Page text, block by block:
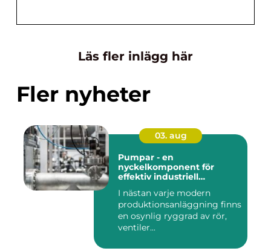
Läs fler inlägg här
Fler nyheter
03. aug
Pumpar - en
nyckelkomponent för
effektiv industriell
I nästan varje modern
produktionsanläggning finns
en osynlig ryggrad av rör,
ventiler...